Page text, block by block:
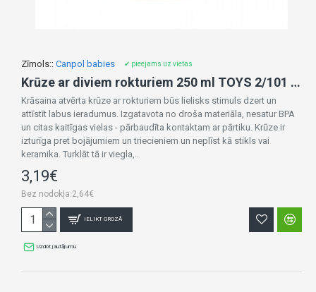
Zīmols:: Canpol babies ✔ pieejams uz vietas
Krūze ar diviem rokturiem 250 ml TOYS 2/101 coral
Krāsaina atvērta krūze ar rokturiem būs lielisks stimuls dzert un
attīstīt labus ieradumus. Izgatavota no droša materiāla, nesatur BPA
un citas kaitīgas vielas - pārbaudīta kontaktam ar pārtiku. Krūze ir
izturīga pret bojājumiem un triecieniem un neplīst kā stikls vai
keramika. Turklāt tā ir viegla,..
3,19€
Bez nodokļa:2,64€
IELIKT GROZĀ
Uzdot jautājumu